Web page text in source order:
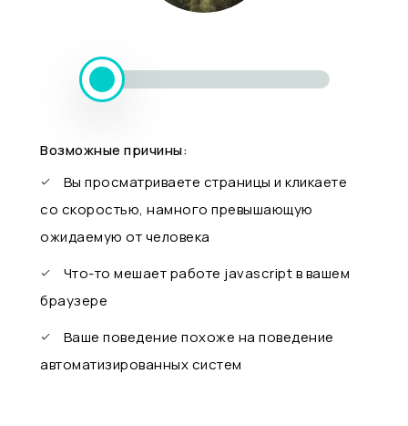
Возможные причины:
Вы просматриваете страницы и кликаете
со скоростью, намного превышающую
ожидаемую от человека
Что-то мешает работе javascript в вашем
браузере
Ваше поведение похоже на поведение
автоматизированных систем